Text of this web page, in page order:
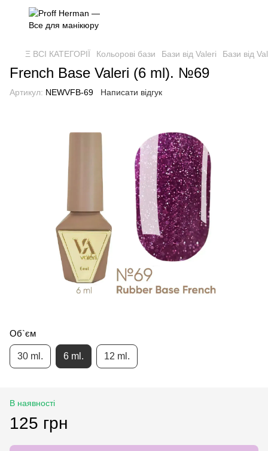
Ξ ВСІ КАТЕГОРІЇ Кольорові бази Бази від Valeri Бази від
French Base Valeri (6 ml). №69
Артикул: NEWVFB-69 Написати відгук
Об`єм
30 ml. 6 ml. 12 ml.
В наявності
125 грн